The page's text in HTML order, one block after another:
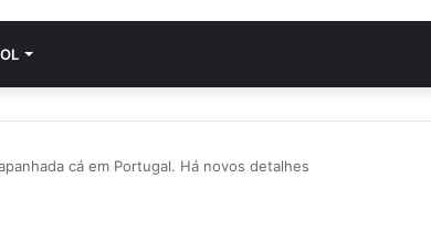
cá em Portugal. Há novos detalhes